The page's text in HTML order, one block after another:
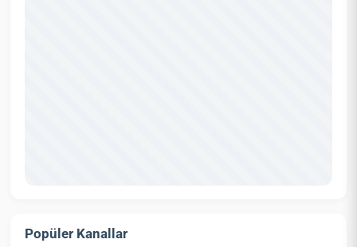
Popüler Kanallar